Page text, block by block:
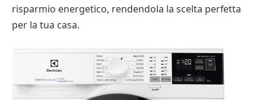
risparmio energetico, rendendola la scelta perfetta
per la tua casa.